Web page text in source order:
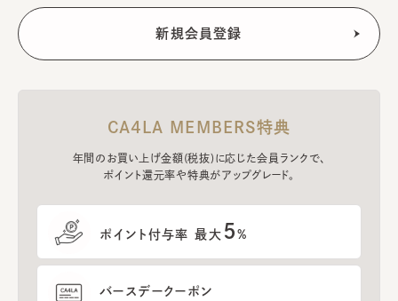
CA4LA MEMBERS特典
年間のお買い上げ金額(税抜)に応じた会員ランクで、
ポイント還元率や特典がアップグレード。
ポイント付与率 最大 5%
バースデークーポン